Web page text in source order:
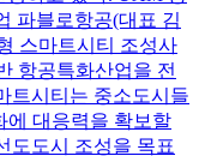
파블로항공(대표 김
스마트시티 조성사
항공특화산업을 전
트시티는 중소도시들
에 대응력을 확보할
도도시 조성을 목표